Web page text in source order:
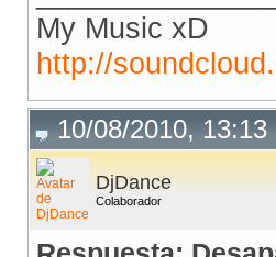
My Music xD
http://
10/08/2010, 13:13
DjDance
Colaborador